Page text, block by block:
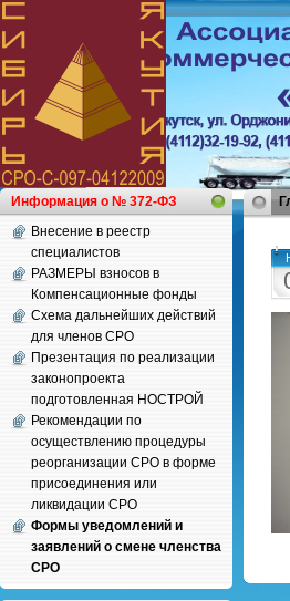
Информация о № 372-ФЗ
Внесение в реестр
специалистов
РАЗМЕРЫ взносов в
Компенсационные фонды
Схема дальнейших действий
для членов СРО
Презентация по реализации
законопроекта
подготовленная НОСТРОЙ
Рекомендации по
осуществлению процедуры
реорганизации СРО в форме
присоединения или
ликвидации СРО
Формы уведомлений и
заявлений о смене членства
СРО